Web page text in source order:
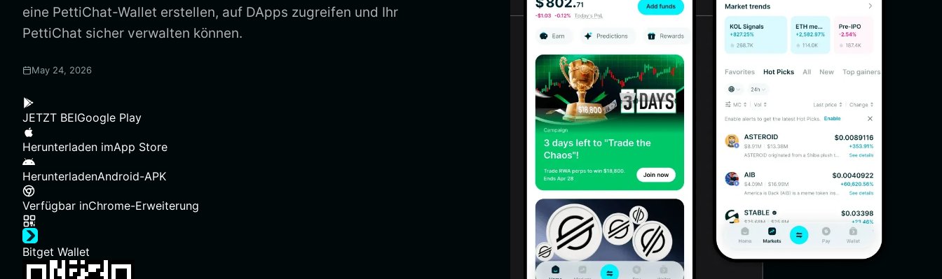
eine PettiChat-Wallet erstellen, auf DApps zugreifen und Ihr
PettiChat sicher verwalten können.
May 24, 2026
JETZT BEIGoogle Play
Herunterladen imApp Store
HerunterladenAndroid-APK
Verfügbar inChrome-Erweiterung
Bitget Wallet